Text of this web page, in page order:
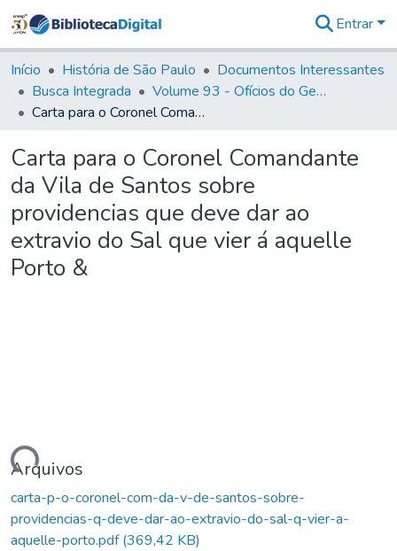
&
Coleções
Tudo na
Biblioteca
Estatísticas
Entrar
Início História de São Paulo
Documentos Interessantes
Busca Integrada
Volume 93 - Ofícios do General D. Luiz em favor da praça do Iguatemi (1775)
Carta para o Coronel Comandante da Vila de Santos sobre providencias que deve dar ao extravio do Sal que vier á aquelle Porto &
Carta para o Coronel Comandante
da Vila de Santos sobre
providencias que deve dar ao
extravio do Sal que vier á aquelle
Porto &
Arquivos
carta-p-o-coronel-com-da-v-de-santos-sobre-
providencias-q-deve-dar-ao-extravio-do-sal-q-vier-a-
aquelle-porto.pdf(369,42 KB)